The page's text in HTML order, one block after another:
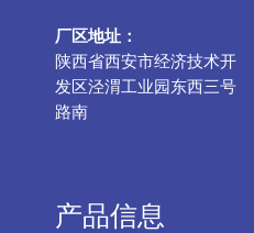
厂区地址：
陕西省西安市经济技术开
发区泾渭工业园东西三号
路南
产品信息